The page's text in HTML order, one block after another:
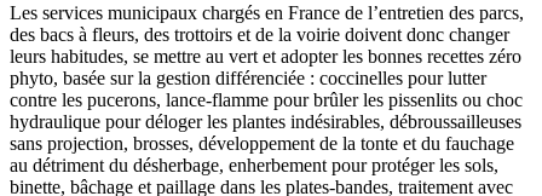
Les services municipaux chargés en France de l’entretien des parcs,
des bacs à fleurs, des trottoirs et de la voirie doivent donc changer
leurs habitudes, se mettre au vert et adopter les bonnes recettes zéro
phyto, basée sur la gestion différenciée : coccinelles pour lutter
contre les pucerons, lance-flamme pour brûler les pissenlits ou choc
hydraulique pour déloger les plantes indésirables, débroussailleuses
sans projection, brosses, développement de la tonte et du fauchage
au détriment du désherbage, enherbement pour protéger les sols,
binette, bâchage et paillage dans les plates-bandes, traitement avec